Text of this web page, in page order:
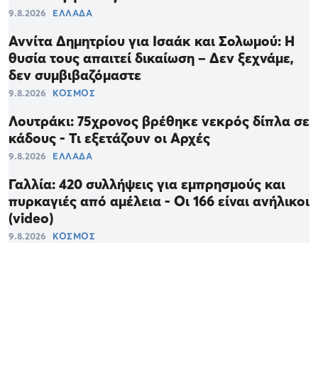
9.8.2026 ΕΛΛΑΔΑ
Αννίτα Δημητρίου για Ισαάκ και Σολωμού: Η
θυσία τους απαιτεί δικαίωση – Δεν ξεχνάμε,
δεν συμβιβαζόμαστε
9.8.2026 ΚΟΣΜΟΣ
Λουτράκι: 75χρονος βρέθηκε νεκρός δίπλα σε
κάδους - Τι εξετάζουν οι Αρχές
9.8.2026 ΕΛΛΑΔΑ
Γαλλία: 420 συλλήψεις για εμπρησμούς και
πυρκαγιές από αμέλεια - Οι 166 είναι ανήλικοι
(video)
9.8.2026 ΚΟΣΜΟΣ